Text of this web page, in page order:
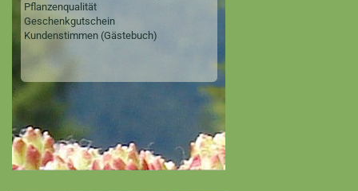
Pflanzenqualität
Geschenkgutschein
Kundenstimmen (Gästebuch)